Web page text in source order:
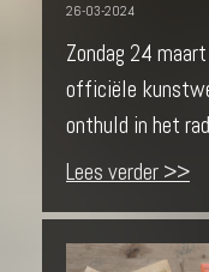
26-03-2024
Zondag 24
officiële
onthuld in het
Lees verder >>